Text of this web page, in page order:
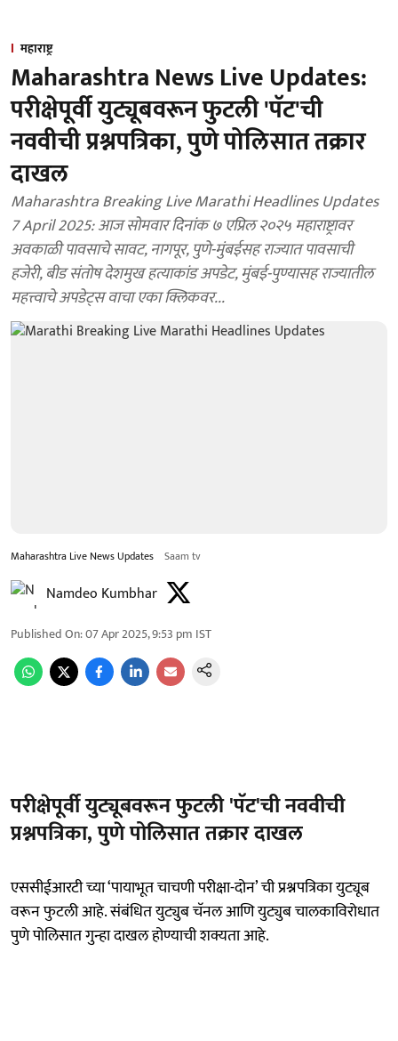
महाराष्ट्र
Maharashtra News Live Updates:
परीक्षेपूर्वी युट्यूबवरून फुटली 'पॅट'ची
नववीची प्रश्नपत्रिका, पुणे पोलिसात तक्रार
दाखल
Maharashtra Breaking Live Marathi Headlines Updates
7 April 2025: आज सोमवार दिनांक ७ एप्रिल २०२५ महाराष्ट्रावर
अवकाळी पावसाचे सावट, नागपूर, पुणे-मुंबईसह राज्यात पावसाची
हजेरी, बीड संतोष देशमुख हत्याकांड अपडेट, मुंबई-पुण्यासह राज्यातील
महत्त्वाचे अपडेट्स वाचा एका क्लिकवर...
Maharashtra Live News Updates Saam tv
Namdeo Kumbhar
Published On:07 Apr 2025, 9:53 pm IST
परीक्षेपूर्वी युट्यूबवरून फुटली 'पॅट'ची नववीची
प्रश्नपत्रिका, पुणे पोलिसात तक्रार दाखल
एससीईआरटी च्या ‘पायाभूत चाचणी परीक्षा-दोन’ ची प्रश्नपत्रिका युट्यूब
वरून फुटली आहे. संबंधित युट्युब चॅनल आणि युट्युब चालकाविरोधात
पुणे पोलिसात गुन्हा दाखल होण्याची शक्यता आहे.